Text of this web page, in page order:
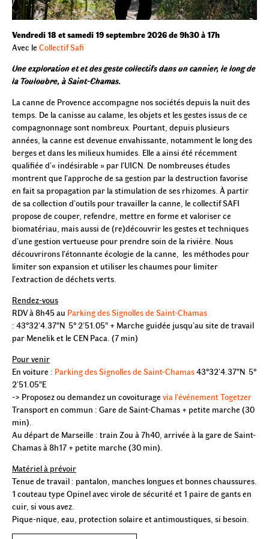
Vendredi 18 et samedi 19 septembre 2026 de 9h30 à 17h
Avec le Collectif Safi
Une exploration et et des geste collectifs dans un cannier, le long de
la Touloubre, à Saint-Chamas.
La canne de Provence accompagne nos sociétés depuis la nuit des
temps. De la canisse au calame, les objets et les gestes issus de ce
compagnonnage sont nombreux. Pourtant, depuis plusieurs
années, la canne est devenue envahissante, notamment le long des
berges et dans les milieux humides. Elle a ainsi été récemment
qualifiée d’« indésirable » par l’UICN. De nombreuses études
montrent que l’approche de sa gestion par la destruction favorise
en fait sa propagation par la stimulation de ses rhizomes. À partir
de sa collection d’outils pour travailler la canne, le collectif SAFI
propose de couper, refendre, mettre en forme et valoriser ce
biomatériau, mais aussi de (re)découvrir les gestes et techniques
d’une gestion vertueuse pour prendre soin de la rivière. Nous
découvrirons l’étonnante écologie de la canne, les méthodes pour
limiter son expansion et utiliser les chaumes pour limiter
l’extraction de déchets verts.
Rendez-vous
RDV à 8h45 au Parking des Signolles de Saint-Chamas
: 43°32’4.37″N 5° 2’51.05″ + Marche guidée jusqu’au site de travail
par Menelik et le CEN Paca. (7 min)
Pour venir
En voiture : Parking des Signolles de Saint-Chamas43°32’4.37″N 5°
2’51.05″E
-> Proposez ou demandez un covoiturage via l’événement Togetzer
Transport en commun : Gare de Saint-Chamas + petite marche (30
min).
Au départ de Marseille : train Zou à 7h40, arrivée à la gare de Saint-
Chamas à 8h17 + petite marche (30 min).
Matériel à prévoir
Tenue de travail : pantalon, manches longues et bonnes chaussures.
1 couteau type Opinel avec virole de sécurité et 1 paire de gants en
cuir, si vous avez.
Pique-nique, eau, protection solaire et antimoustiques, si besoin.